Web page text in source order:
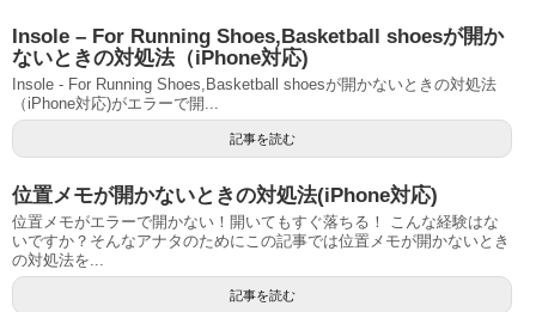
Insole – For Running Shoes,Basketball shoesが開か
ないときの対処法（iPhone対応)
Insole - For Running Shoes,Basketball shoesが開かないときの対処法
（iPhone対応)がエラーで開...
記事を読む
位置メモが開かないときの対処法(iPhone対応)
位置メモがエラーで開かない！開いてもすぐ落ちる！ こんな経験はな
いですか？そんなアナタのためにこの記事では位置メモが開かないとき
の対処法を...
記事を読む